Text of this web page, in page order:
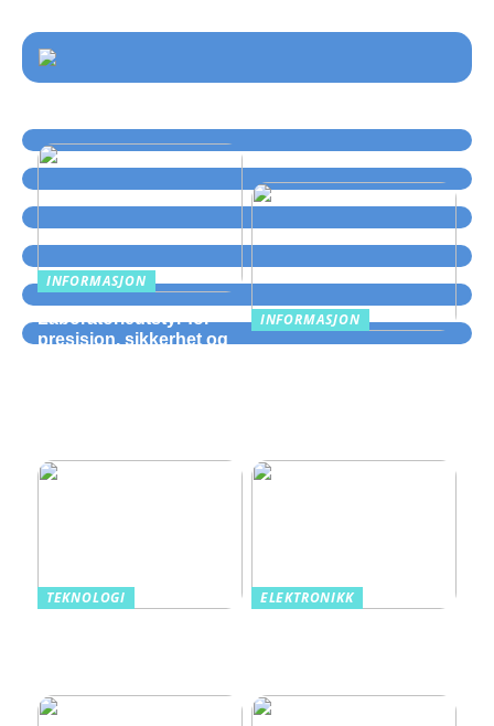
INFORMASJON
Laboratorieutstyr for
presisjon, sikkerhet og
INFORMASJON
TEKNOLOGI
ELEKTRONIKK